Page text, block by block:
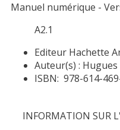
Manuel numérique -
A2.1
Editeur Hachette
Auteur(s) :
ISBN: 978-614-
INFORMATION SUR